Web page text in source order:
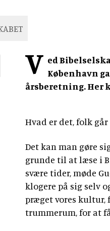
V ed
København
årsberetning. Her
Hvad er det, folk
Det kan man gøre
grunde til at læse i
svære tider, møde
klogere på sig selv
præget vores kultur,
trummerum, for at